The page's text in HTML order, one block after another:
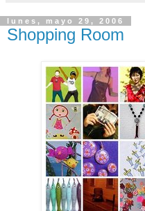
lunes, mayo 29, 2006
Shopping Room